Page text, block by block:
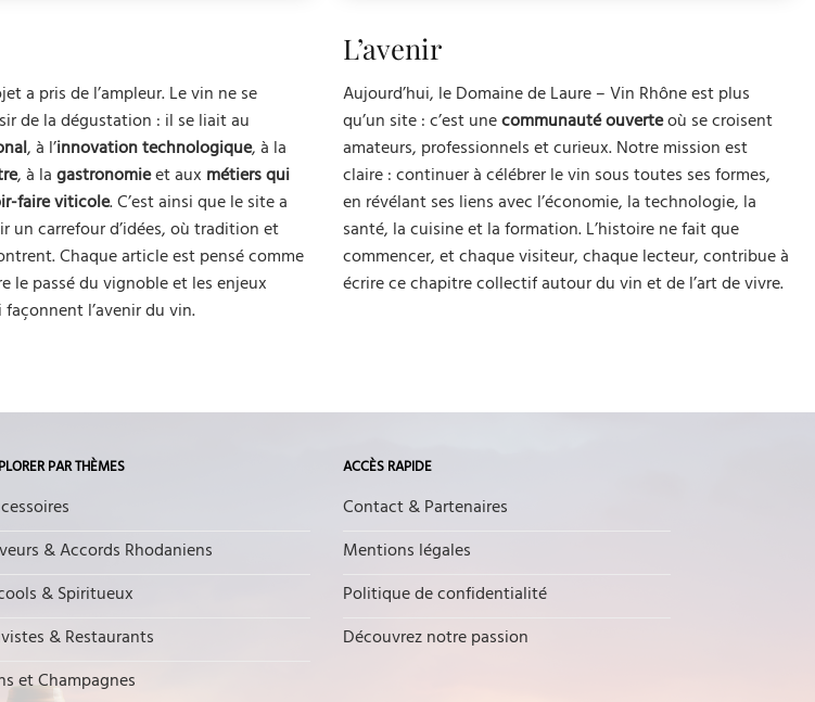
a pris de l’ampleur. Le vin ne se
de la dégustation : il se liait au
, à l’innovation technologique, à la
, à lagastronomieet aux métiers qui
faire viticole. C’est ainsi que le site a
un carrefour d’idées, où tradition et
Chaque article est pensé comme
le passé du vignoble et les enjeux
l’avenir du vin.
L’avenir
Aujourd’hui, le Domaine de Laure – Vin Rhône est plus
qu’un site : c’est unecommunauté ouverteoù se croisent
amateurs, professionnels et curieux. Notre mission est
claire : continuer à célébrer le vin sous toutes ses formes,
en révélant ses liens avec l’économie, la technologie, la
santé, la cuisine et la formation. L’histoire ne fait que
commencer, et chaque visiteur, chaque lecteur, contribue à
écrire ce chapitre collectif autour du vin et de l’art de vivre.
PAR THÈMES
& Accords Rhodaniens
& Spiritueux
& Restaurants
et Champagnes
ACCÈS RAPIDE
Contact & Partenaires
Mentions légales
Politique de confidentialité
Découvrez notre passion